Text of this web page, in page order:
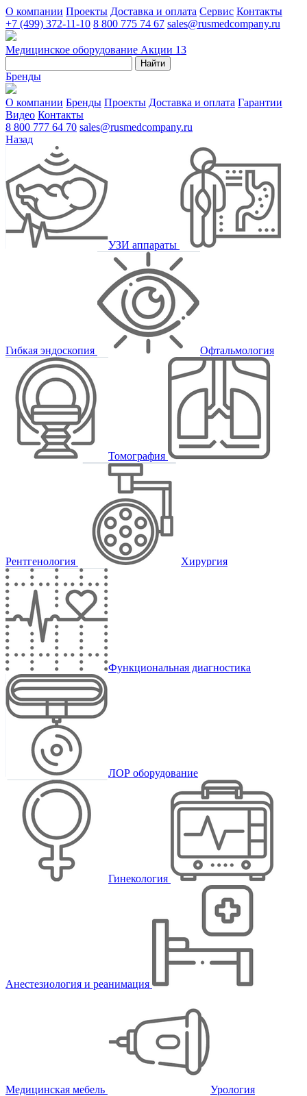
О компании Проекты Доставка и оплата Сервис Контакты
+7 (499) 372-11-10 8 800 775 74 67 sales@rusmedcompany.ru
Медицинское оборудование Акции 13
Найти
Бренды
О компании Бренды Проекты Доставка и оплата Гарантии
Видео Контакты
8 800 777 64 70 sales@rusmedcompany.ru
Назад
УЗИ аппараты
Гибкая эндоскопия Офтальмология
Томография
Рентгенология Хирургия
Функциональная диагностика
ЛОР оборудование
Гинекология
Анестезиология и реанимация
Медицинская мебель Урология